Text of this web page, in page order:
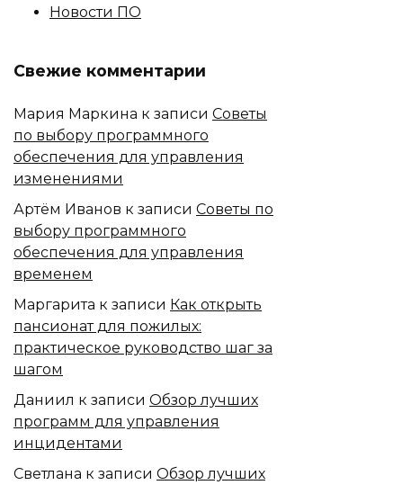
Новости ПО
Свежие комментарии
Мария Маркина к записи Советы
по выбору программного
обеспечения для управления
изменениями
Артём Иванов к записи Советы по
выбору программного
обеспечения для управления
временем
Маргарита к записи Как открыть
пансионат для пожилых:
практическое руководство шаг за
шагом
Даниил к записи Обзор лучших
программ для управления
инцидентами
Светлана к записи Обзор лучших